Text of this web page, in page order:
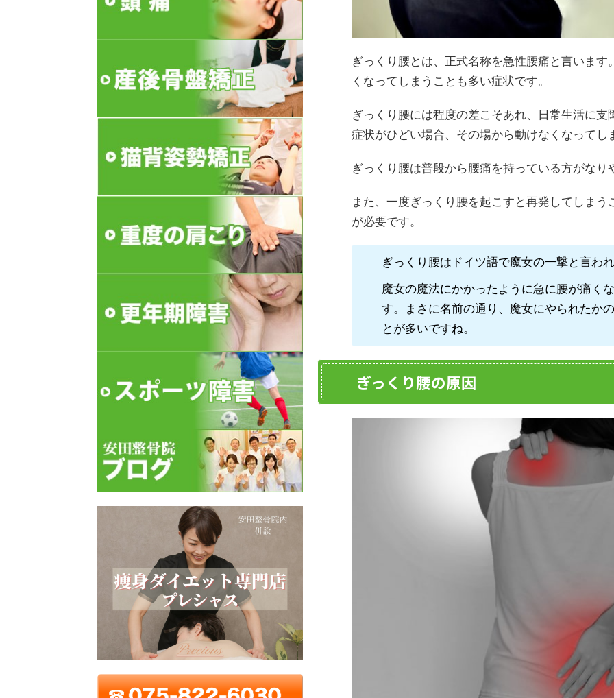
ぎっくり腰とは、正式名称を急性腰痛と言いま
くなってしまうことも多い症状です。
ぎっくり腰には程度の差こそあれ、日常生活に
症状がひどい場合、その場から動けなくなってし
ぎっくり腰は普段から腰痛を持っている方がなり
また、一度ぎっくり腰を起こすと再発してしま
が必要です。
ぎっくり腰はドイツ語で魔女の一撃と言わ
魔女の魔法にかかったように急に腰が痛く
す。まさに名前の通り、魔女にやられたか
とが多いですね。
ぎっくり腰の原因